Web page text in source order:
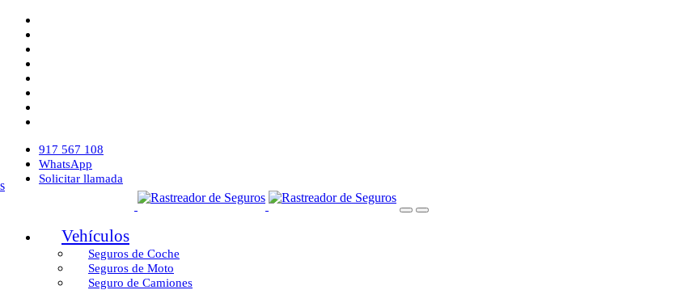
917 567 108
WhatsApp
Solicitar llamada
Vehículos
Seguros de Coche
Seguros de Moto
Seguro de Camiones